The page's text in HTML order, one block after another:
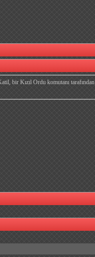
bir Kızıl Ordu komutanı tarafından